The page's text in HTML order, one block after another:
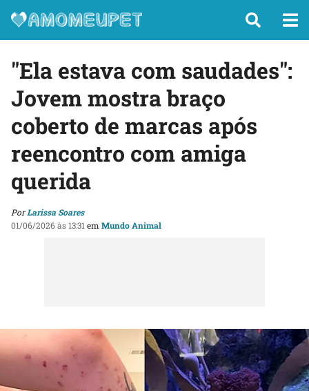
"Ela estava com saudades":
Jovem mostra braço
coberto de marcas após
reencontro com amiga
querida
PorLarissa Soares
01/06/2026 às 13:31 em Mundo Animal